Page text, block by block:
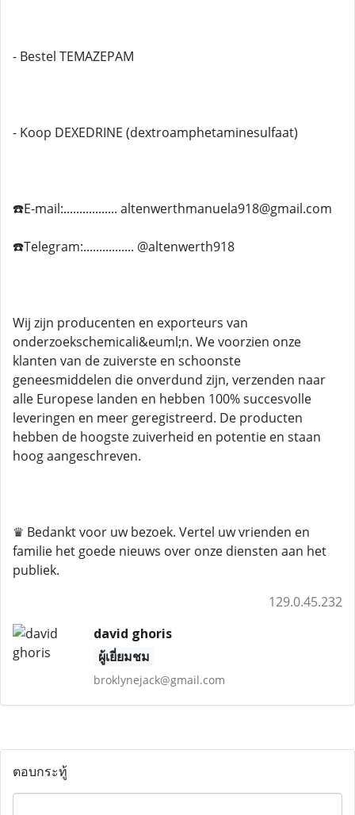
- Bestel TEMAZEPAM
- Koop DEXEDRINE (dextroamphetaminesulfaat)
☎️E-mail:................. altenwerthmanuela918@gmail.com
☎️Telegram:................ @altenwerth918
Wij zijn producenten en exporteurs van
onderzoekschemicali&euml;n. We voorzien onze
klanten van de zuiverste en schoonste
geneesmiddelen die onverdund zijn, verzenden naar
alle Europese landen en hebben 100% succesvolle
leveringen en meer geregistreerd. De producten
hebben de hoogste zuiverheid en potentie en staan ​​
hoog aangeschreven.
♛ Bedankt voor uw bezoek. Vertel uw vrienden en
familie het goede nieuws over onze diensten aan het
publiek.
129.0.45.232
david ghoris
ผู้เยี่ยมชม
broklynejack@gmail.com
ตอบกระทู้